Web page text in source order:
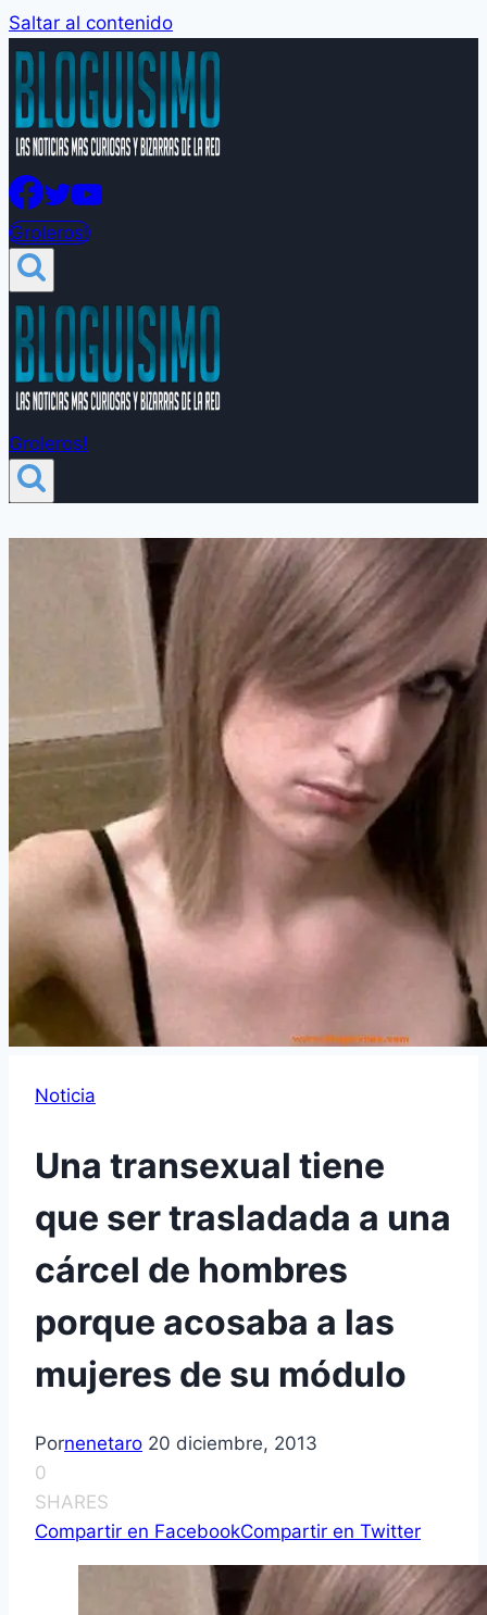
Saltar al contenido
Groleros!
Groleros!
Noticia
Una transexual tiene
que ser trasladada a una
cárcel de hombres
porque acosaba a las
mujeres de su módulo
Pornenetaro 20 diciembre, 2013
0
SHARES
Compartir en FacebookCompartir en Twitter